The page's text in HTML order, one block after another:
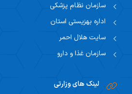
سازمان نظام پزشکی
اداره بهزیستی استان
سایت هلال احمر
سازمان غذا و دارو
لینک های وزارتی